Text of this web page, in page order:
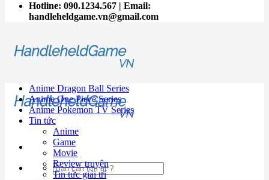
Hotline: 090.1234.567 | Email:
handleheldgame.vn@gmail.com
Anime Dragon Ball Series
Anime One Piece Series
Anime Pokemon TV Series
Tin tức
Anime
Game
Movie
Review truyện
Tin tức giải trí